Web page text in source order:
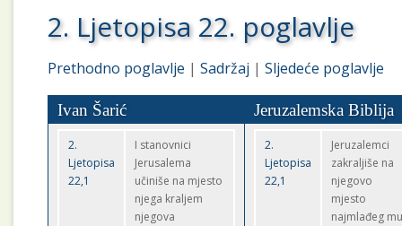
2. Ljetopisa 22. poglavlje
Prethodno poglavlje |Sadržaj |Sljedeće poglavlje
Ivan Šarić Jeruzalemska Biblija
2.
Ljetopisa
22,1
I stanovnici
Jerusalema
učiniše na mjesto
njega kraljem
njegova
2.
Ljetopisa
22,1
Jeruzalemci
zakraljiše na
njegovo
mjesto
najmlađeg